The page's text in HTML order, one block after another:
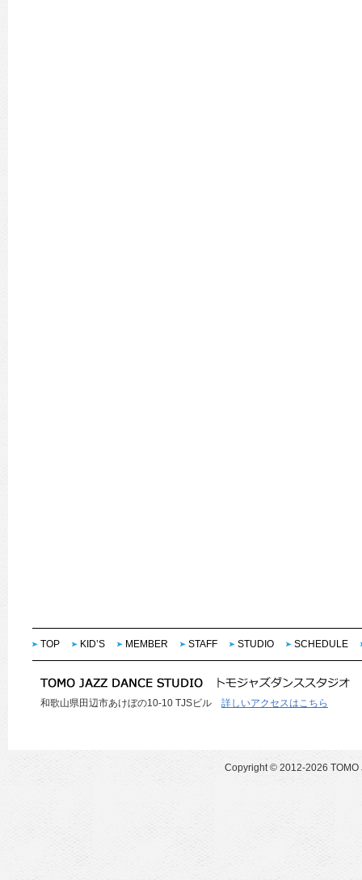
TOP KID’S MEMBER STAFF STUDIO SCHEDULE
和歌山県田辺市あけぼの10-10 TJSビル 詳しいアクセスはこちら
Copyright © 2012-2026 TOMO